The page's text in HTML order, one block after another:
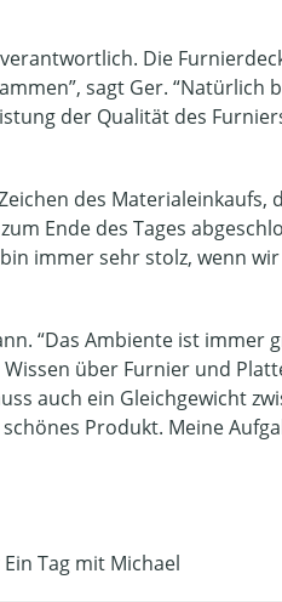
Die
sagt Ger. “Natürlich
der Qualität des
des
Ende des Tages
immer sehr stolz, wenn
“Das Ambiente ist
über Furnier und
auch ein Gleichgewicht
Produkt. Meine
Tag mit Michael